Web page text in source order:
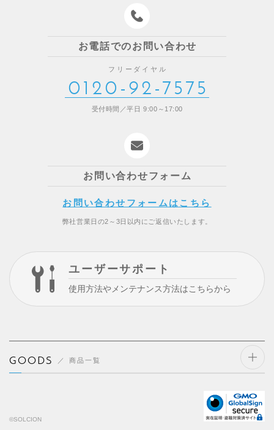
お電話でのお問い合わせ
フリーダイヤル
0120-92-7575
受付時間／平日 9:00～17:00
お問い合わせフォーム
お問い合わせフォームはこちら
弊社営業日の2～3日以内にご返信いたします。
ユーザーサポート
使用方法やメンテナンス方法はこちらから
GOODS 商品一覧
©SOLCION